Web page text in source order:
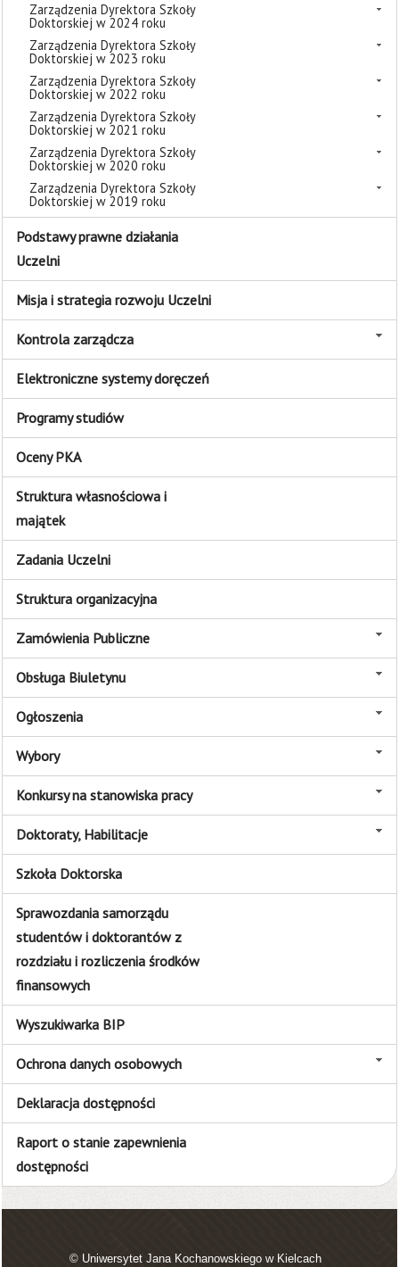
Zarządzenia Dyrektora Szkoły
Doktorskiej w 2024 roku
Zarządzenia Dyrektora Szkoły
Doktorskiej w 2023 roku
Zarządzenia Dyrektora Szkoły
Doktorskiej w 2022 roku
Zarządzenia Dyrektora Szkoły
Doktorskiej w 2021 roku
Zarządzenia Dyrektora Szkoły
Doktorskiej w 2020 roku
Zarządzenia Dyrektora Szkoły
Doktorskiej w 2019 roku
Podstawy prawne działania
Uczelni
Misja i strategia rozwoju Uczelni
Kontrola zarządcza
Elektroniczne systemy doręczeń
Programy studiów
Oceny PKA
Struktura własnościowa i
majątek
Zadania Uczelni
Struktura organizacyjna
Zamówienia Publiczne
Obsługa Biuletynu
Ogłoszenia
Wybory
Konkursy na stanowiska pracy
Doktoraty, Habilitacje
Szkoła Doktorska
Sprawozdania samorządu
studentów i doktorantów z
rozdziału i rozliczenia środków
finansowych
Wyszukiwarka BIP
Ochrona danych osobowych
Deklaracja dostępności
Raport o stanie zapewnienia
dostępności
© Uniwersytet Jana Kochanowskiego w Kielcach